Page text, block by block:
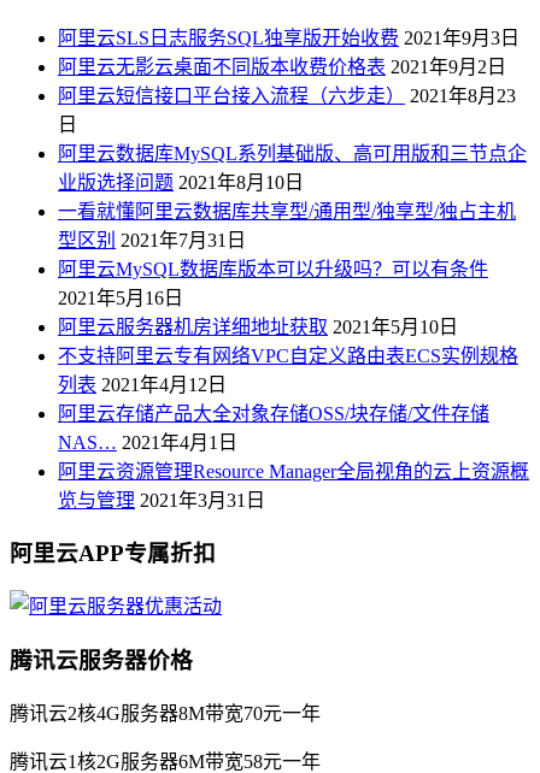
阿里云SLS日志服务SQL独享版开始收费 2021年9月3日
阿里云无影云桌面不同版本收费价格表 2021年9月2日
阿里云短信接口平台接入流程（六步走）
2021年8月23
日
阿里云数据库MySQL系列基础版、高可用版和三节点企
业版选择问题 2021年8月10日
一看就懂阿里云数据库共享型/通用型/独享型/独占主机
型区别 2021年7月31日
阿里云MySQL数据库版本可以升级吗？可以有条件
2021年5月16日
阿里云服务器机房详细地址获取 2021年5月10日
不支持阿里云专有网络VPC自定义路由表ECS实例规格
列表 2021年4月12日
阿里云存储产品大全对象存储OSS/块存储/文件存储
NAS… 2021年4月1日
阿里云资源管理Resource Manager全局视角的云上资源概
览与管理 2021年3月31日
阿里云APP专属折扣
腾讯云服务器价格
腾讯云2核4G服务器8M带宽70元一年
腾讯云1核2G服务器6M带宽58元一年